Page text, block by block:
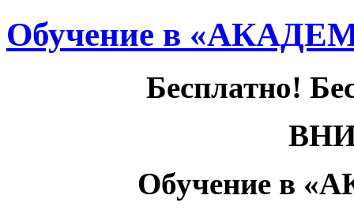
Обучение в
Бесплатно!
Обучение в